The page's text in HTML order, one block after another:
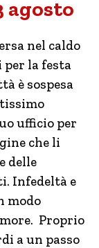
agosto
nel caldo
la festa
è sospesa
ufficio per
che li
delle
Infedeltà e
modo
Proprio
a un passo